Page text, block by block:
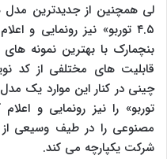
لی همچنین از جدیدترین
۴.۵ توربو» نیز رونمایی و
بنچمارک با بهترین نمونه
قابلیت های مختلفی از کد
توربو» را نیز رونمایی و
شرکت یکپارچه می کند.